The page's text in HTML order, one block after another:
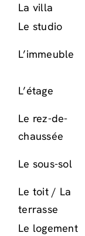
La villa
Le studio
L’immeuble
L’étage
Le rez-de-
chaussée
Le sous-sol
Le toit / La
terrasse
Le logement